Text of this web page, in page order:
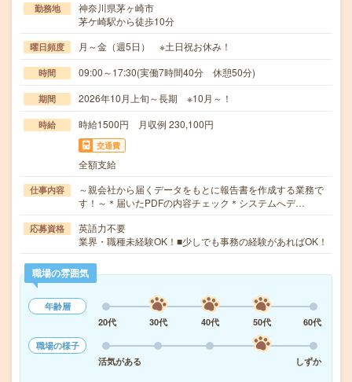
勤務地
神奈川県茅ヶ崎市
茅ケ崎駅から徒歩10分
曜日頻度 月～金（週5日） ※土日祝お休み！
時間 09:00～17:30(実働7時間40分 休憩50分)
期間 2026年10月上旬～長期 ※10月～！
時給 時給1500円 月収例 230,100円
交通費
全額支給
仕事内容
～親会社から届くデータをもとに報告書を作成する業務で
す！～＊届いたPDFの内容チェック＊システムへデ…
応募資格
英語力不要
業界・職種未経験OK！■少しでも事務の経験があればOK！
職場の雰囲気
年齢層
20代
30代 40代 50代
60代
職場の様子
活気がある
しずか